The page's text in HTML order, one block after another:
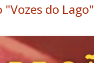
do Lago"